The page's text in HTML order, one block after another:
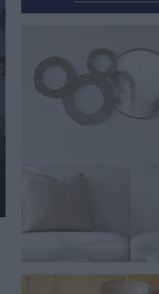
Από τον Πόντιο
Η «Αντιγόνη»
επιστρέφει για
Καλαμάτα